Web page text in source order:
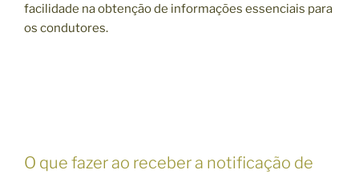
facilidade na obtenção de informações essenciais para
os condutores.
O que fazer ao receber a notificação de